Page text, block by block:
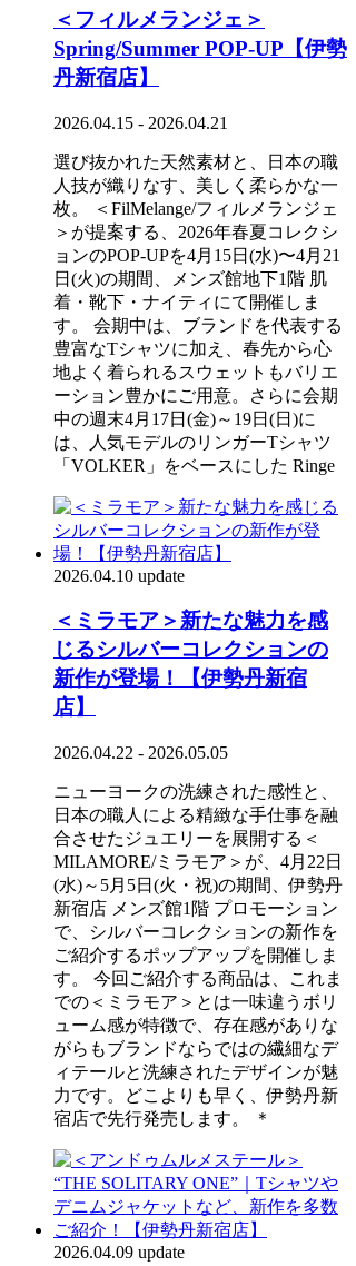
＜フィルメランジェ＞
Spring/Summer POP-UP【伊勢
丹新宿店】
2026.04.15 - 2026.04.21
選び抜かれた天然素材と、日本の職
人技が織りなす、美しく柔らかな一
枚。 ＜FilMelange/フィルメランジェ
＞が提案する、2026年春夏コレクシ
ョンのPOP-UPを4⽉15⽇(⽔)〜4⽉21
⽇(⽕)の期間、メンズ館地下1階 肌
着・靴下・ナイティにて開催しま
す。 会期中は、ブランドを代表する
豊富なTシャツに加え、春先から心
地よく着られるスウェットもバリエ
ーション豊かにご用意。さらに会期
中の週末4月17日(金)～19日(日)に
は、人気モデルのリンガーTシャツ
「VOLKER」をベースにした Ringe
2026.04.10 update
＜ミラモア＞新たな魅力を感
じるシルバーコレクションの
新作が登場！【伊勢丹新宿
店】
2026.04.22 - 2026.05.05
ニューヨークの洗練された感性と、
日本の職人による精緻な手仕事を融
合させたジュエリーを展開する＜
MILAMORE/ミラモア＞が、4月22日
(水)～5月5日(火・祝)の期間、伊勢丹
新宿店 メンズ館1階 プロモーション
で、シルバーコレクションの新作を
ご紹介するポップアップを開催しま
す。 今回ご紹介する商品は、これま
での＜ミラモア＞とは一味違うボリ
ューム感が特徴で、存在感がありな
がらもブランドならではの繊細なデ
ィテールと洗練されたデザインが魅
力です。どこよりも早く、伊勢丹新
宿店で先行発売します。 ＊
2026.04.09 update